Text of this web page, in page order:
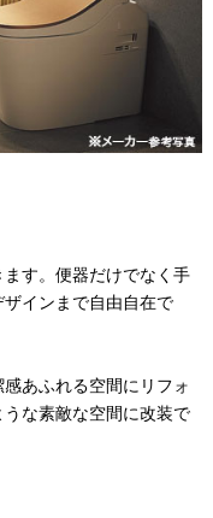
す。便器だけでなく手
インまで自由自在で
あふれる空間にリフォ
な素敵な空間に改装で